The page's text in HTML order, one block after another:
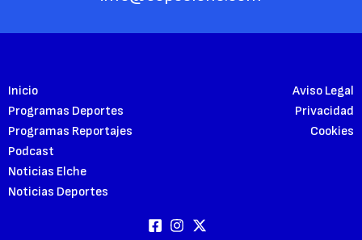
Inicio
Programas Deportes
Programas Reportajes
Podcast
Noticias Elche
Noticias Deportes
Aviso Legal
Privacidad
Cookies